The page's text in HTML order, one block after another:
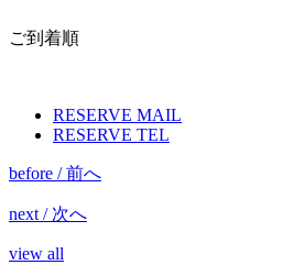
ご到着順
RESERVE MAIL
RESERVE TEL
before / 前へ
next / 次へ
view all